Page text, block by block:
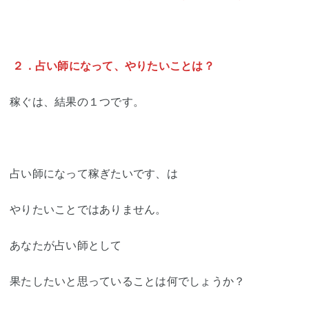
２．占い師になって、やりたいことは？
稼ぐは、結果の１つです。
占い師になって稼ぎたいです、は
やりたいことではありません。
あなたが占い師として
果たしたいと思っていることは何でしょうか？